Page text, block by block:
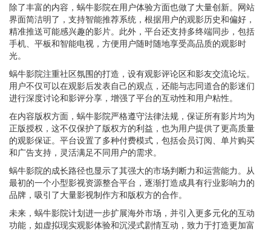
除了丰富的内容，蜗牛影院在用户体验方面也做了大量创新。网站
界面简洁明了，支持智能推荐系统，根据用户的观影历史和偏好，
精准推送可能感兴趣的影片。此外，平台还支持多终端同步，包括
手机、平板和智能电视，方便用户随时随地享受高品质的观影时
光。
蜗牛影院注重社区氛围的打造，设有观影评论区和影友交流论坛。
用户不仅可以在观影后发表自己的观点，还能与志同道合的影迷们
进行深度讨论和影评分享，增强了平台的互动性和用户粘性。
在内容版权方面，蜗牛影院严格遵守法律法规，保证所有影片均为
正版授权，这不仅保护了版权方的利益，也为用户提供了更高质量
的观影保证。平台设置了多种付费模式，包括会员订阅、单片购买
和广告支持，灵活满足不同用户的需求。
蜗牛影院的成长路径也显示了其强大的市场判断力和运营能力。从
最初的一个小型影视资源整合平台，逐渐打造成具有行业影响力的
品牌，吸引了大量影视制作方和版权方的合作。
未来，蜗牛影院计划进一步扩展海外市场，并引入更多元化的互动
功能，如虚拟现实观影体验和沉浸式剧情互动，致力于打造更加富